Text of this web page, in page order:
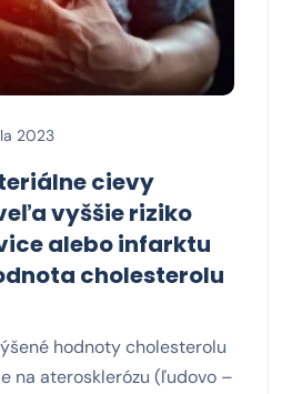
2023
cievy
vyššie riziko
alebo infarktu
cholesterolu
hodnoty cholesterolu
na aterosklerózu (ľudovo –